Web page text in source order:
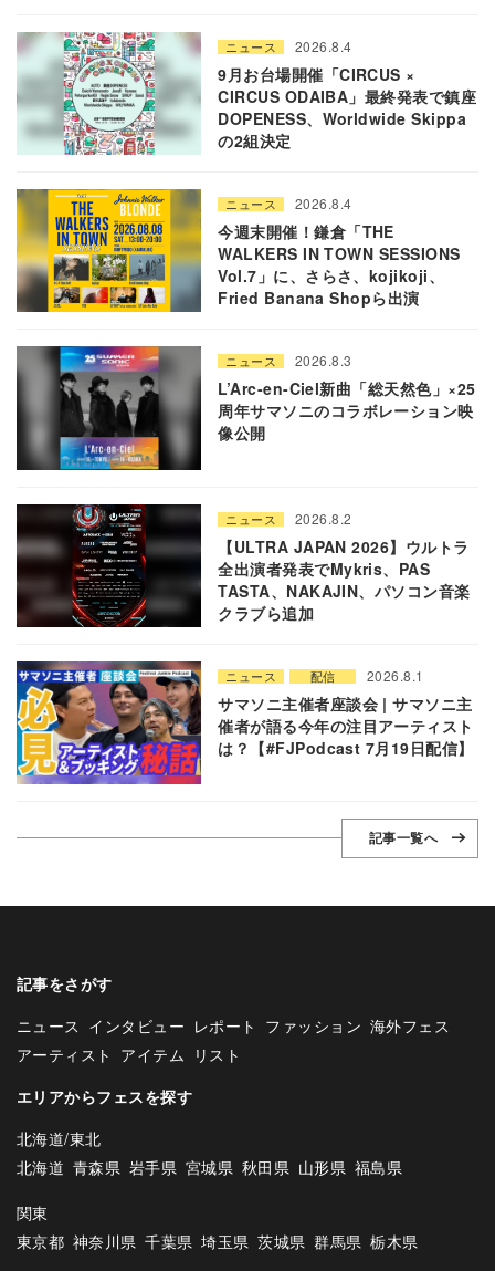
ニュース 2026.8.4
9月お台場開催「CIRCUS ×
CIRCUS ODAIBA」最終発表で鎮座
DOPENESS、Worldwide Skippa
の2組決定
ニュース 2026.8.4
今週末開催！鎌倉「THE
WALKERS IN TOWN SESSIONS
Vol.7」に、さらさ、kojikoji、
Fried Banana Shopら出演
ニュース 2026.8.3
L’Arc-en-Ciel新曲「総天然色」×25
周年サマソニのコラボレーション映
像公開
ニュース 2026.8.2
【ULTRA JAPAN 2026】ウルトラ
全出演者発表でMykris、PAS
TASTA、NAKAJIN、パソコン音楽
クラブら追加
ニュース 配信 2026.8.1
サマソニ主催者座談会 | サマソニ主
催者が語る今年の注目アーティスト
は？【#FJPodcast 7月19日配信】
記事一覧へ
記事をさがす
ニュース インタビュー レポート ファッション 海外フェス
アーティスト アイテム
リスト
エリアからフェスを探す
北海道/東北
北海道 青森県 岩手県 宮城県 秋田県 山形県 福島県
関東
東京都 神奈川県 千葉県 埼玉県 茨城県 群馬県 栃木県